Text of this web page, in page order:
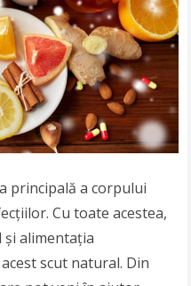
principală a corpului
Cu toate acestea,
și alimentația
scut natural. Din